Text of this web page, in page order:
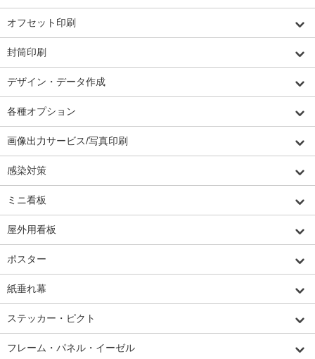
オフセット印刷
封筒印刷
デザイン・データ作成
各種オプション
画像出力サービス/写真印刷
感染対策
ミニ看板
屋外用看板
ポスター
紙垂れ幕
ステッカー・ピクト
フレーム・パネル・イーゼル